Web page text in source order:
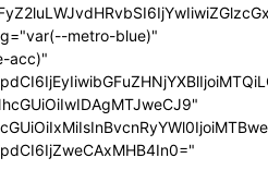
metro-blue)"
acc)"